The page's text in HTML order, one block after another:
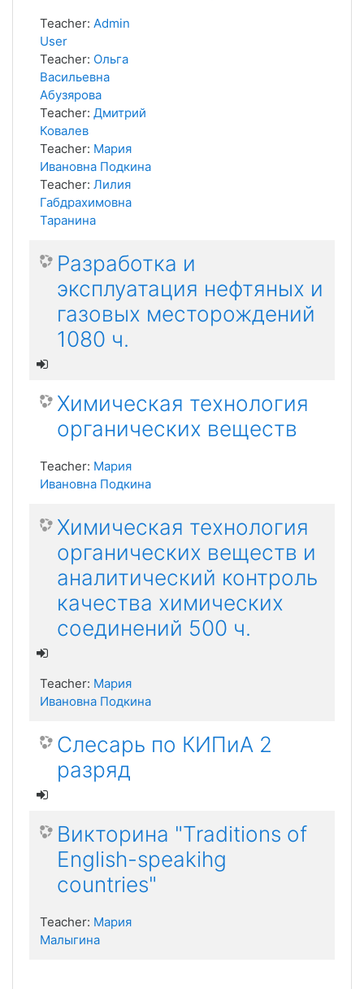
Teacher: Admin
User
Teacher: Ольга
Васильевна
Абузярова
Teacher: Дмитрий
Ковалев
Teacher: Мария
Ивановна Подкина
Teacher: Лилия
Габдрахимовна
Таранина
Разработка и
эксплуатация нефтяных и
газовых месторождений
1080 ч.
Химическая технология
органических веществ
Teacher: Мария
Ивановна Подкина
Химическая технология
органических веществ и
аналитический контроль
качества химических
соединений 500 ч.
Teacher: Мария
Ивановна Подкина
Слесарь по КИПиА 2
разряд
Викторина "Traditions of
English-speakihg
countries"
Teacher: Мария
Малыгина